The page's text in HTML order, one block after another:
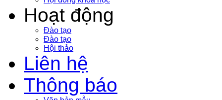
Hoạt động
Đào tạo
Đào tạo
Hội thảo
Liên hệ
Thông báo